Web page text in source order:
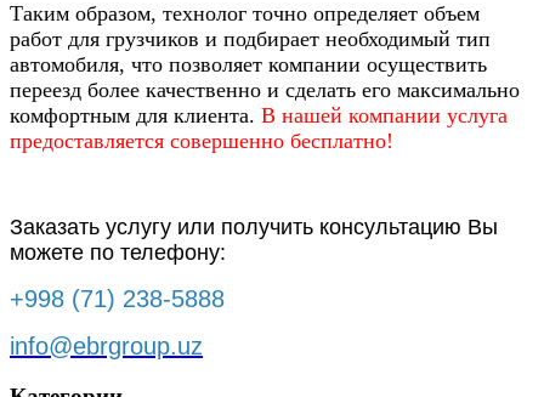
Таким образом, технолог точно определяет объем
работ для грузчиков и подбирает необходимый тип
автомобиля, что позволяет компании осуществить
переезд более качественно и сделать его максимально
комфортным для клиента. В нашей компании услуга
предоставляется совершенно бесплатно!
Заказать услугу или получить консультацию Вы
можете по телефону:
+998 (71) 238-5888
info@ebrgroup.uz